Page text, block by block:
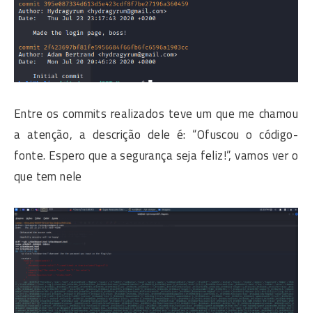
Entre os commits realizados teve um que me chamou
a atenção, a descrição dele é: “Ofuscou o código-
fonte. Espero que a segurança seja feliz!”, vamos ver o
que tem nele